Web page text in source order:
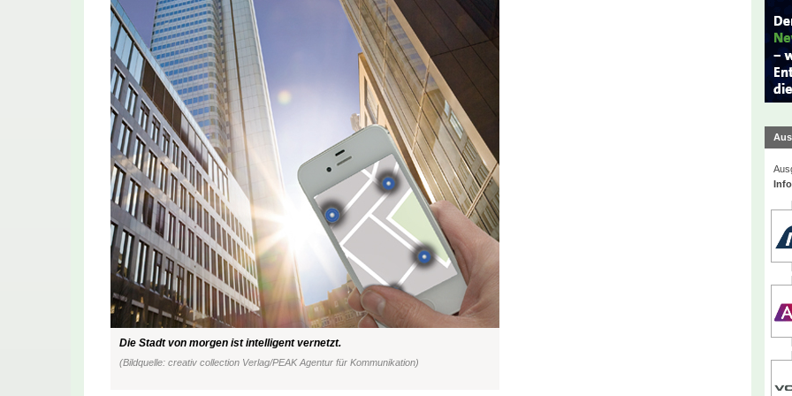
Die Stadt von morgen ist intelligent vernetzt.
(Bildquelle: creativ collection Verlag/PEAK Agentur für Kommunikation)